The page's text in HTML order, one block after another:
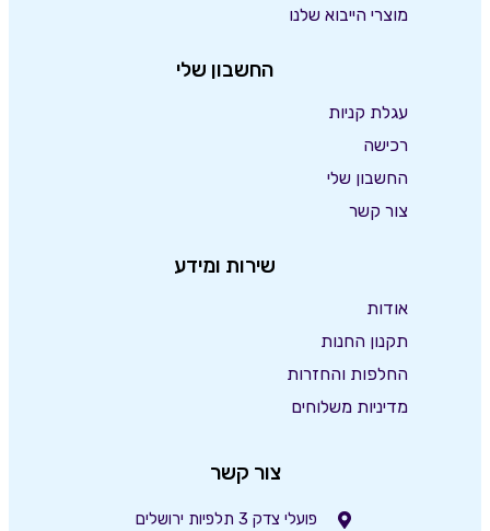
מוצרי הייבוא שלנו
החשבון שלי
עגלת קניות
רכישה
החשבון שלי
צור קשר
שירות ומידע
אודות
תקנון החנות
החלפות והחזרות
מדיניות משלוחים
צור קשר
פועלי צדק 3 תלפיות ירושלים